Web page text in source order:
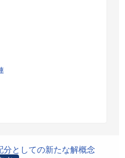
としての新たな解概念